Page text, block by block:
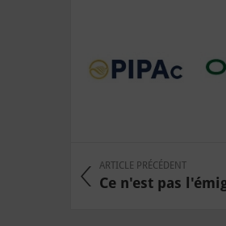
ARTICLE PRÉCÉDENT
Ce n'est pas